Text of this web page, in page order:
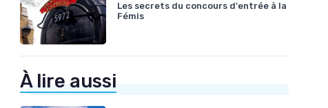
Les secrets du concours d'entrée à la
Fémis
À lire aussi